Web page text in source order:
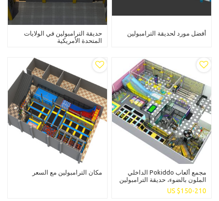
أفضل مورد لحديقة الترامبولين
حديقة الترامبولين في الولايات
المتحدة الأمريكية
مجمع ألعاب Pokiddo الداخلي
الملون بالضوء، حديقة الترامبولين
للأطفال والكبار، ترفيه عائلي
US $150-210
مكان الترامبولين مع السعر